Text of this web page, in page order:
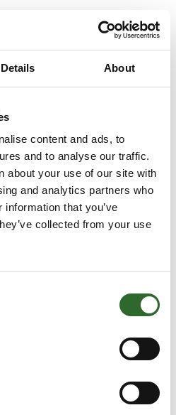
Details About
content and ads, to
and to analyse our traffic.
about your use of our site with
and analytics partners who
that you’ve
collected from your use